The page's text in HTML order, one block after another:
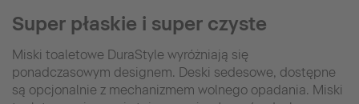
Super płaskie i super czyste
Miski toaletowe DuraStyle wyróżniają się
ponadczasowym designem. Deski sedesowe, dostępne
są opcjonalnie z mechanizmem wolnego opadania. Miski